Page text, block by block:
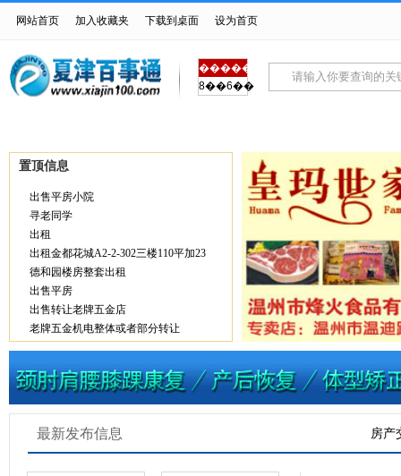
网站首页 加入收藏夹 下载到桌面 设为首页
������
8��6��
置顶信息
出售平房小院
寻老同学
出租
出租金都花城A2-2-302三楼110平加23
德和园楼房整套出租
出售平房
出售转让老牌五金店
老牌五金机电整体或者部分转让
最新发布信息 房产